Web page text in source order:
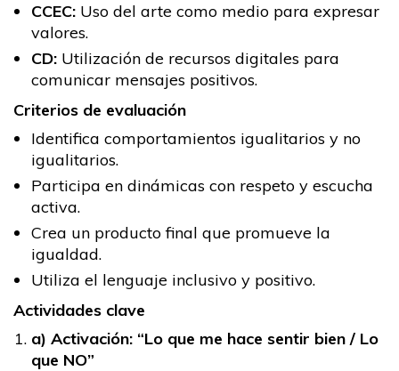
CCEC: Uso del arte como medio para expresar
valores.
CD: Utilización de recursos digitales para
comunicar mensajes positivos.
Criterios de evaluación
Identifica comportamientos igualitarios y no
igualitarios.
Participa en dinámicas con respeto y escucha
activa.
Crea un producto final que promueve la
igualdad.
Utiliza el lenguaje inclusivo y positivo.
Actividades clave
a) Activación: “Lo que me hace sentir bien / Lo
que NO”